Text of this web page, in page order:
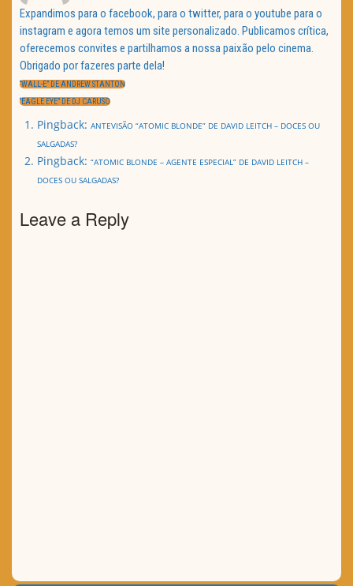
Expandimos para o facebook, para o twitter, para o youtube para o
instagram e agora temos um site personalizado. Publicamos crítica,
oferecemos convites e partilhamos a nossa paixão pelo cinema.
Obrigado por fazeres parte dela!
Navegação
de
artigos
PREVIOUS
“WALL-E” DE ANDREW STANTON
NEXT
“EAGLE EYE” DE DJ CARUSO
Pingback:ANTEVISÃO “ATOMIC BLONDE” DE DAVID LEITCH – DOCES OU
SALGADAS?
Pingback:“ATOMIC BLONDE – AGENTE ESPECIAL” DE DAVID LEITCH –
DOCES OU SALGADAS?
Leave a Reply